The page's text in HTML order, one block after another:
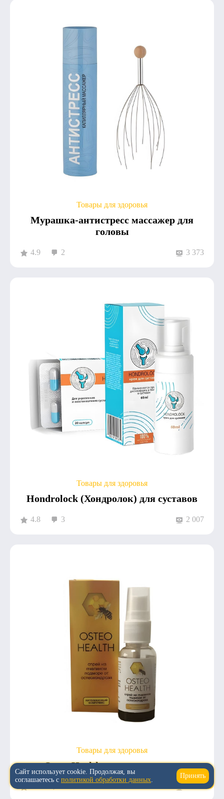
Товары для здоровья
Мурашка-антистресс массажер для
головы
4.9 2 3 373
Товары для здоровья
Hondrolock (Хондролок) для суставов
4.8 3 2 007
Товары для здоровья
Osteo Health от остеохондроза
↑
Сайт использует cookie. Продолжая, вы
соглашаетесь с политикой обработки данных.
Принять